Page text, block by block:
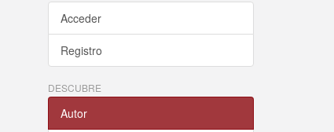
Acceder
Registro
DESCUBRE
Autor